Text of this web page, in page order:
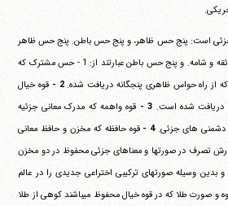
جزئی است: پنج حس ظاهر، و پنج حس باطن. پنج حس ظاهر
عبارتند از: لامسه، باصره، سامعه، ذائقه و شامه. و پنج حس باطن عبارتند از: 1 - حس مشترک که
راه حواس ظاهری پنجگانه دریافت شده.2 -
قوه خیال
دریافت شده است. 3 -
قوه واهمه که مدرک معانی جزئیه
دشمنی های جزئی.4 -
قوه حافظه که مخزن و حافظ معانی
تصرف در صورتها و معناهای جزئی محفوظ در دو مخزن
بدین وسیله صورتهای ترکیبی اختراعی جدیدی را در عالم
ذهن پدید می‎آورد، مثلا از صورت کوه و صورت طلا که در قوه خیال محفوظ می‎باشند کوهی از طلا